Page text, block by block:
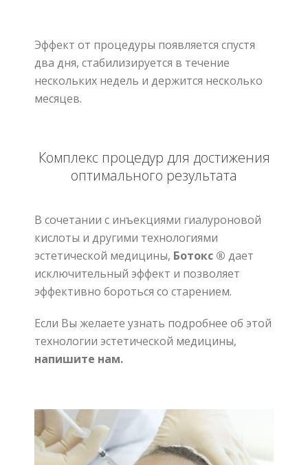
Эффект от процедуры появляется спустя
два дня, стабилизируется в течение
нескольких недель и держится несколько
месяцев.
Комплекс процедур для достижения
оптимального результата
В сочетании с инъекциями гиалуроновой
кислоты и другими технологиями
эстетической медицины, Ботокс ® дает
исключительный эффект и позволяет
эффективно бороться со старением.
Если Вы желаете узнать подробнее об этой
технологии эстетической медицины,
напишите нам.